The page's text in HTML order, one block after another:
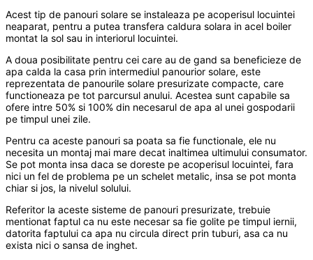
Acest tip de panouri solare se instaleaza pe acoperisul locuintei
neaparat, pentru a putea transfera caldura solara in acel boiler
montat la sol sau in interiorul locuintei.
A doua posibilitate pentru cei care au de gand sa beneficieze de
apa calda la casa prin intermediul panourior solare, este
reprezentata de panourile solare presurizate compacte, care
functioneaza pe tot parcursul anului. Acestea sunt capabile sa
ofere intre 50% si 100% din necesarul de apa al unei gospodarii
pe timpul unei zile.
Pentru ca aceste panouri sa poata sa fie functionale, ele nu
necesita un montaj mai mare decat inaltimea ultimului consumator.
Se pot monta insa daca se doreste pe acoperisul locuintei, fara
nici un fel de problema pe un schelet metalic, insa se pot monta
chiar si jos, la nivelul solului.
Referitor la aceste sisteme de panouri presurizate, trebuie
mentionat faptul ca nu este necesar sa fie golite pe timpul iernii,
datorita faptului ca apa nu circula direct prin tuburi, asa ca nu
exista nici o sansa de inghet.